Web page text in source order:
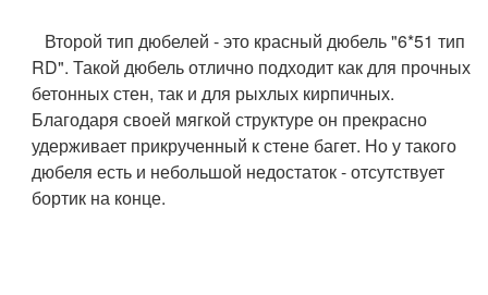
Второй тип дюбелей - это красный дюбель "6*51 тип
RD". Такой дюбель отлично подходит как для прочных
бетонных стен, так и для рыхлых кирпичных.
Благодаря своей мягкой структуре он прекрасно
удерживает прикрученный к стене багет. Но у такого
дюбеля есть и небольшой недостаток - отсутствует
бортик на конце.